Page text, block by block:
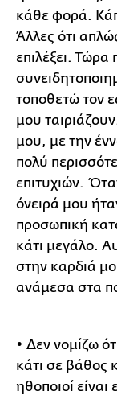
κάθε φορά.
Άλλες ότι
επιλέξει. Τώρα
τοποθετώ τον
μου
μου, με την
πολύ
επιτυχιών.
όνειρά μου
προσωπική
κάτι μεγάλο.
στην καρδιά
ανάμεσα στα
• Δεν νομίζω
κάτι σε βάθος
ηθοποιοί